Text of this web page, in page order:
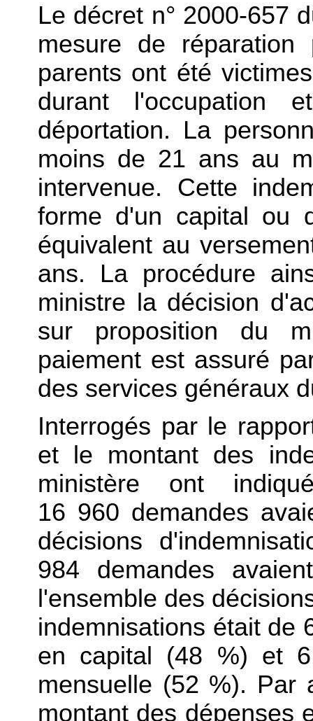
Le décret n° 2000-657
mesure de
parents ont été
durant
déportation. La
moins de 21 ans au
intervenue. Cette
forme d'un capital ou
équivalent au
ans. La procédure
ministre la décision
sur proposition du
paiement est assuré
des services généraux
Interrogés par le
et le montant des
ministère ont
16 960 demandes
décisions
984 demandes
l'ensemble des
indemnisations était de
en capital (48 %) et
mensuelle (52 %). Par
montant des dépenses